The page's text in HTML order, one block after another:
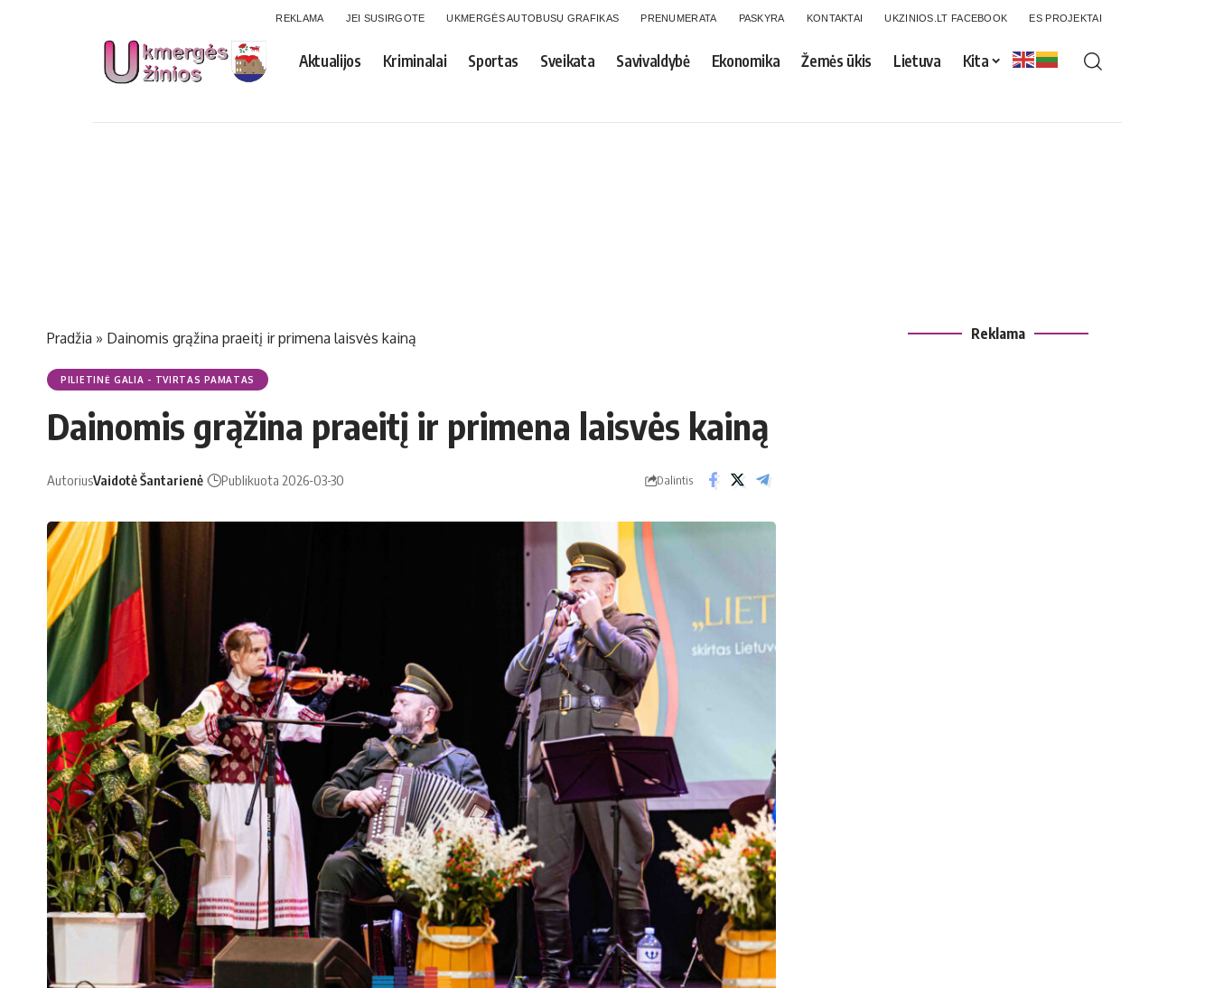
REKLAMA JEI SUSIRGOTE UKMERGĖS AUTOBUSŲ GRAFIKAS PRENUMERATA PASKYRA KONTAKTAI UKZINIOS.LT FACEBOOK ES PROJEKTAI
Aktualijos Kriminalai Sportas Sveikata Savivaldybė Ekonomika Žemės ūkis Lietuva Kita
Pradžia » Dainomis grąžina praeitį ir primena laisvės kainą
PILIETINĖ GALIA - TVIRTAS PAMATAS
Dainomis grąžina praeitį ir primena laisvės kainą
AutoriusVaidotė Šantarienė Publikuota 2026-03-30 Dalintis
Reklama